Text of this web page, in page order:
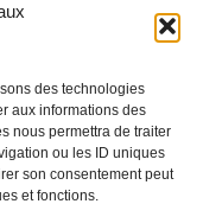
des technologies
aux informations des
nous permettra de traiter
ou les ID uniques
son consentement peut
et fonctions.